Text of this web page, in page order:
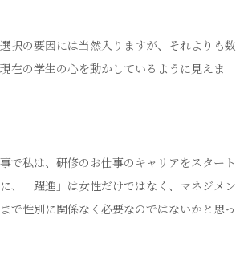
択の要因には当然入りますが、それよりも数
在の学生の心を動かしているように見えま
で私は、研修のお仕事のキャリアをスタート
、「躍進」は女性だけではなく、マネジメン
で性別に関係なく必要なのではないかと思っ